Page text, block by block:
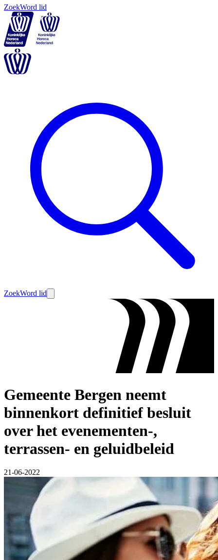
ZoekWord lid
ZoekWord lid
Gemeente Bergen neemt
binnenkort definitief besluit
over het evenementen-,
terrassen- en geluidbeleid
21-06-2022